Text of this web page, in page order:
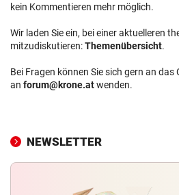
kein Kommentieren mehr möglich.
Wir laden Sie ein, bei einer aktuelleren
mitzudiskutieren:Themenübersicht.
Bei Fragen können Sie sich gern an das
an forum@krone.atwenden.
NEWSLETTER